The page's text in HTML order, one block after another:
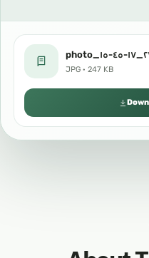
JPG · 247 KB